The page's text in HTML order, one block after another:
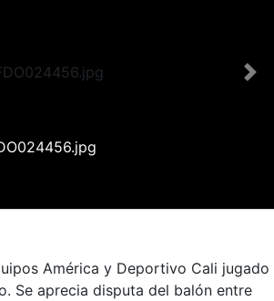
Next
América y Deportivo Cali jugado
Se aprecia disputa del balón entre